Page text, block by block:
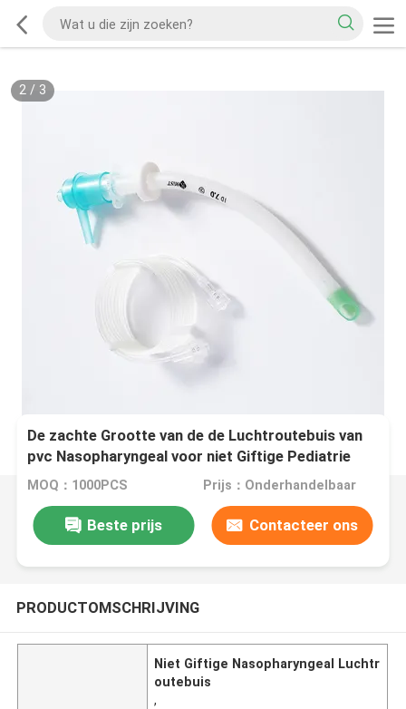
2/ 3
De zachte Grootte van de de Luchtroutebuis van
pvc Nasopharyngeal voor niet Giftige Pediatrie
MOQ：1000PCS Prijs：Onderhandelbaar
Beste prijs Contacteer ons
PRODUCTOMSCHRIJVING
Niet Giftige Nasopharyngeal Luchtr
outebuis
,